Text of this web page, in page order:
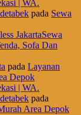
| WA.
pada Sewa
JakartaSewa
Sofa Dan
pada Layanan
Depok
| WA.
pada
Area Depok